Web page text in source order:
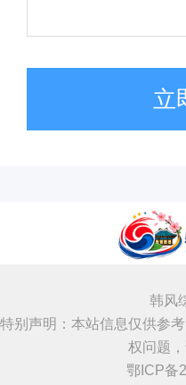
立
韩风
特别声明：本站信息仅供参
权问题
鄂ICP备